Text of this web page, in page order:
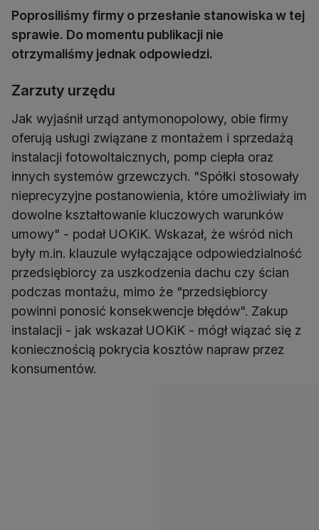
Poprosiliśmy firmy o przesłanie stanowiska w tej
sprawie. Do momentu publikacji nie
otrzymaliśmy jednak odpowiedzi.
Zarzuty urzędu
Jak wyjaśnił urząd antymonopolowy, obie firmy
oferują usługi związane z montażem i sprzedażą
instalacji fotowoltaicznych, pomp ciepła oraz
innych systemów grzewczych. "Spółki stosowały
nieprecyzyjne postanowienia, które umożliwiały im
dowolne kształtowanie kluczowych warunków
umowy" - podał UOKiK. Wskazał, że wśród nich
były m.in. klauzule wyłączające odpowiedzialność
przedsiębiorcy za uszkodzenia dachu czy ścian
podczas montażu, mimo że "przedsiębiorcy
powinni ponosić konsekwencje błędów". Zakup
instalacji - jak wskazał UOKiK - mógł wiązać się z
koniecznością pokrycia kosztów napraw przez
konsumentów.